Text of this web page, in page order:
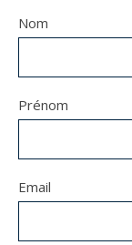
Nom
Prénom
Email